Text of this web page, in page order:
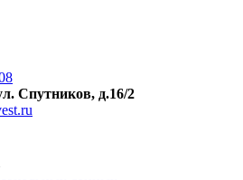
Спутников, д.16/2